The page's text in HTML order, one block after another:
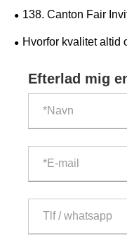
oprigtige julehilsner.
138. Canton Fair
Hvorfor kvalitet altid
Efterlad mig